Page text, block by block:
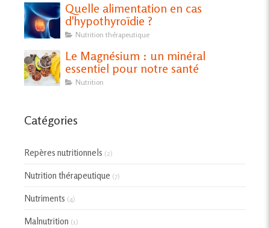
Quelle alimentation en cas
d'hypothyroïdie ?
Nutrition thérapeutique
Le Magnésium : un minéral
essentiel pour notre santé
Nutrition
Catégories
Repères nutritionnels (2)
Nutrition thérapeutique (7)
Nutriments (4)
Malnutrition (1)